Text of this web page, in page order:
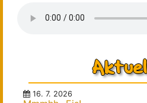
Herzlich Willkommen
Anschaffungen
Kontakt
16. 7. 2026